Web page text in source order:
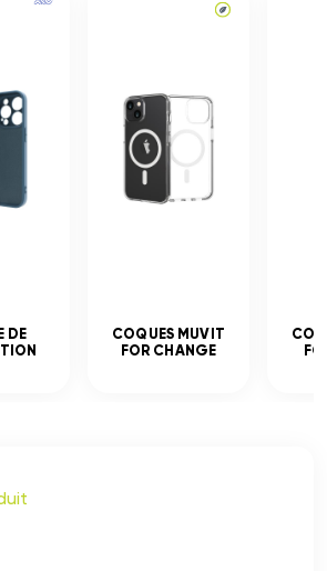
DE
COQUES MUVIT
FOR CHANGE